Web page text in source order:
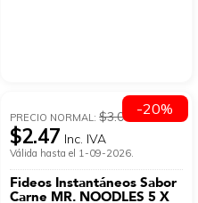
PRECIO NORMAL:$3.09
$2.47 Inc. IVA
Válida hasta el 1-09-2026.
Fideos Instantáneos Sabor
Carne MR. NOODLES 5 X
-20%